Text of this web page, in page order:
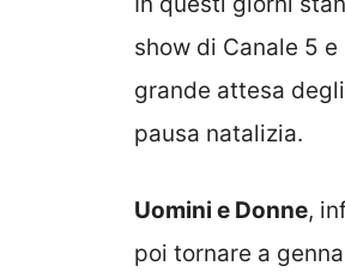
show di Canale 5
grande attesa
pausa natalizia.
Uomini e Donne,
poi tornare a